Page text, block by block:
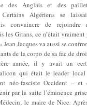
des Anglais et des
Certains Algériens se
convaincre de rejoindre
les Gitans, ce n’était vraiment
Jean-Jacques va aussi se
de la corpo de sa fac de
année, il y avait un
qui était le leader
néo-fasciste Occident – et
par la suite l’éminence
le maire de Nice.